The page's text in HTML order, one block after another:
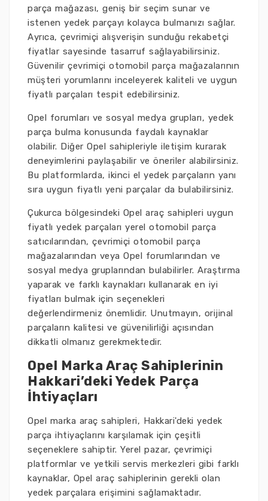
parça mağazası, geniş bir seçim sunar ve
istenen yedek parçayı kolayca bulmanızı sağlar.
Ayrıca, çevrimiçi alışverişin sunduğu rekabetçi
fiyatlar sayesinde tasarruf sağlayabilirsiniz.
Güvenilir çevrimiçi otomobil parça mağazalarının
müşteri yorumlarını inceleyerek kaliteli ve uygun
fiyatlı parçaları tespit edebilirsiniz.
Opel forumları ve sosyal medya grupları, yedek
parça bulma konusunda faydalı kaynaklar
olabilir. Diğer Opel sahipleriyle iletişim kurarak
deneyimlerini paylaşabilir ve öneriler alabilirsiniz.
Bu platformlarda, ikinci el yedek parçaların yanı
sıra uygun fiyatlı yeni parçalar da bulabilirsiniz.
Çukurca bölgesindeki Opel araç sahipleri uygun
fiyatlı yedek parçaları yerel otomobil parça
satıcılarından, çevrimiçi otomobil parça
mağazalarından veya Opel forumlarından ve
sosyal medya gruplarından bulabilirler. Araştırma
yaparak ve farklı kaynakları kullanarak en iyi
fiyatları bulmak için seçenekleri
değerlendirmeniz önemlidir. Unutmayın, orijinal
parçaların kalitesi ve güvenilirliği açısından
dikkatli olmanız gerekmektedir.
Opel Marka Araç Sahiplerinin
Hakkari’deki Yedek Parça
İhtiyaçları
Opel marka araç sahipleri, Hakkari'deki yedek
parça ihtiyaçlarını karşılamak için çeşitli
seçeneklere sahiptir. Yerel pazar, çevrimiçi
platformlar ve yetkili servis merkezleri gibi farklı
kaynaklar, Opel araç sahiplerinin gerekli olan
yedek parçalara erişimini sağlamaktadır.